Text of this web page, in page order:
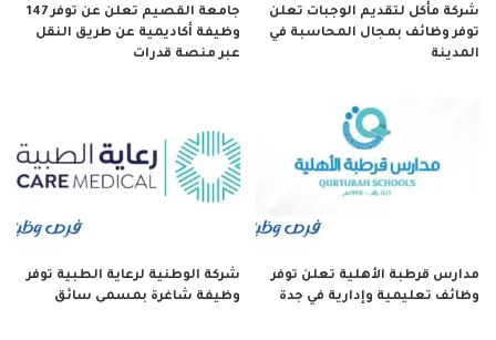
شركة مأكل لتقديم الوجبات تعلن
توفر وظائف بمجال المحاسبة في
المدينة
جامعة القصيم تعلن عن توفر 147
وظيفة أكاديمية عن طريق النقل
عبر منصة قدرات
مدارس قرطبة الأهلية تعلن توفر
وظائف تعليمية وإدارية في جدة
شركة الوطنية لرعاية الطبية توفر
وظيفة شاغرة بمسمى سائق